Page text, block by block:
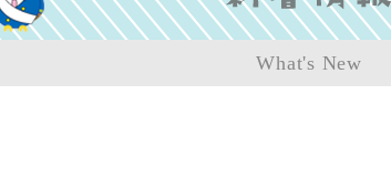
What's New